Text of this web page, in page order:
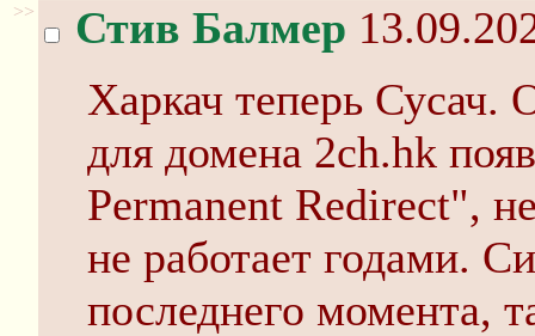
>> Стив Балмер
Харкач теперь Сусач.
для домена 2ch.hk
Permanent Redirect",
не работает годами.
последнего момента,